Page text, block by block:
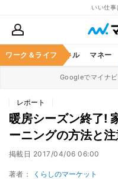
いい仕
ワーク＆ライフ
ア ビジネススキル マネー
Googleでマイナ
レポート
暖房シーズン終了!
ーニングの方法と
掲載日 2017/04/06 06:00
著者： くらしのマーケット